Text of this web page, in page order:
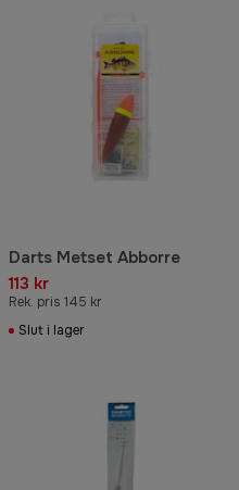
Darts Metset Abborre
113 kr
Rek. pris 145 kr
Slut i lager